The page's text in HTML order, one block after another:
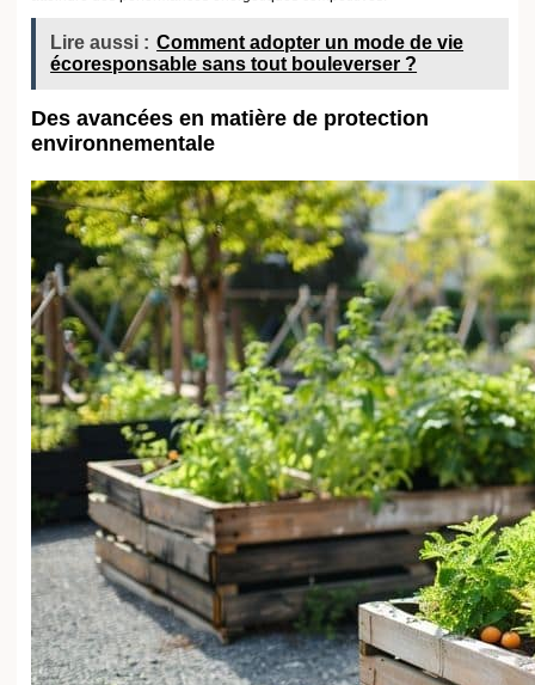
s’attaquer à des problèmes majeurs, notamment la biodiversité et à
économie circulaire. Les mesures abordent diverses facettes de la
société, de la consommation de masse à la mobilité écologique.
L’idée principale est d’encourager une
par des restrictions renforcées sur l’utilisation de produits chimiques nocifs,
une mise en avant desénergies renouvelableset des initiatives pour
restaurer et préserver les habitats naturels. Greenpeace et d’autres
organisations environnementales se sont exprimées en faveur de cette
initiative, saluant des mesures précises comme l’interdiction des déchets
plastiques à usage unique et la promotion de l’ économie circulaire.
Les industries notez ces changements
Transition vers des matériaux réutilisables et recyclables.
Incorporation de processus de production plusdurables.
Les entreprises, sous la pression de ces nouvelles normes, ont déjà
commencé à revoir leurs modèles de production pour s’aligner sur ces
valeurs écologiques. Cette tendance se renforce, portée par des
campagnes médiatiques et les attentes croissantes des consommateurs
soucieux de la “green transition.”
Mobilité écologique : une nouvelle manière de se déplacer